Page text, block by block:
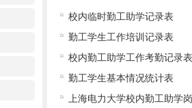
校内临时勤工助学记录表
勤工学生工作培训记录表
校内勤工助学工作考勤记录表
勤工学生基本情况统计表
上海电力大学校内勤工助学